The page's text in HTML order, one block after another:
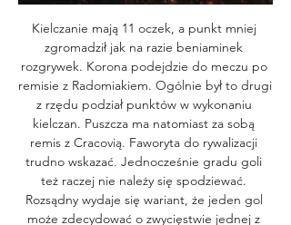
Kielczanie mają 11 oczek, a punkt mniej
zgromadził jak na razie beniaminek
rozgrywek. Korona podejdzie do meczu po
remisie z Radomiakiem. Ogólnie był to drugi
z rzędu podział punktów w wykonaniu
kielczan. Puszcza ma natomiast za sobą
remis z Cracovią. Faworyta do rywalizacji
trudno wskazać. Jednocześnie gradu goli
też raczej nie należy się spodziewać.
Rozsądny wydaje się wariant, że jeden gol
może zdecydować o zwycięstwie jednej z